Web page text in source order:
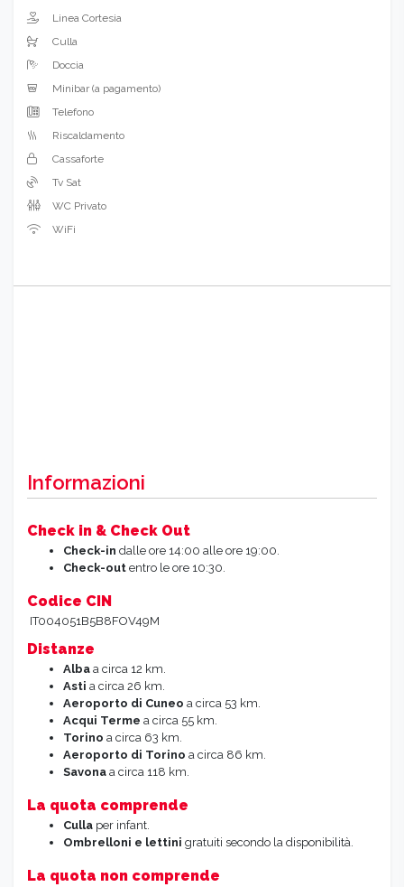
Linea Cortesia
Culla
Doccia
Minibar (a pagamento)
Telefono
Riscaldamento
Cassaforte
Tv Sat
WC Privato
WiFi
Informazioni
Check in & Check Out
Check-in dalle ore 14:00 alle ore 19:00.
Check-out entro le ore 10:30.
Codice CIN
IT004051B5B8FOV49M
Distanze
Alba a circa 12 km.
Asti a circa 26 km.
Aeroporto di Cuneo a circa 53 km.
Acqui Terme a circa 55 km.
Torino a circa 63 km.
Aeroporto di Torino a circa 86 km.
Savona a circa 118 km.
La quota comprende
Culla per infant.
Ombrelloni e lettini gratuiti secondo la disponibilità.
La quota non comprende